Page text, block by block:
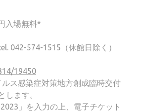
入場無料*
042-574-1515（休館日除く）
19450
ス感染症対策地方創成臨時交付
します。
」を入力の上、電子チケット